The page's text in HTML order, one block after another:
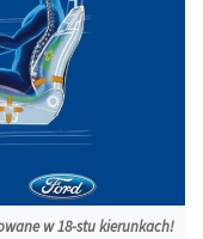
w 18-stu kierunkach!